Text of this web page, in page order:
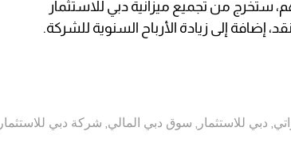
ديون 1.2 مليار درهم، ستخرج من تجميع ميزانية دبي للاستثمار
إلى زيادة الأرباح السنوية للشركة.
, دبي للاستثمار , سوق دبي المالي, شركة دبي للاستثمار